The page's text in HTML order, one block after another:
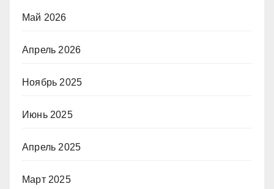
Май 2026
Апрель 2026
Ноябрь 2025
Июнь 2025
Апрель 2025
Март 2025